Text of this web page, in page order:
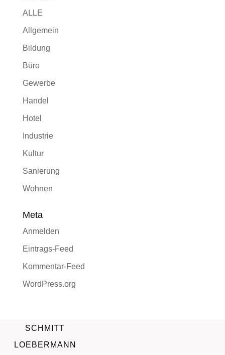
ALLE
Allgemein
Bildung
Büro
Gewerbe
Handel
Hotel
Industrie
Kultur
Sanierung
Wohnen
Meta
Anmelden
Eintrags-Feed
Kommentar-Feed
WordPress.org
SCHMITT
LOEBERMANN